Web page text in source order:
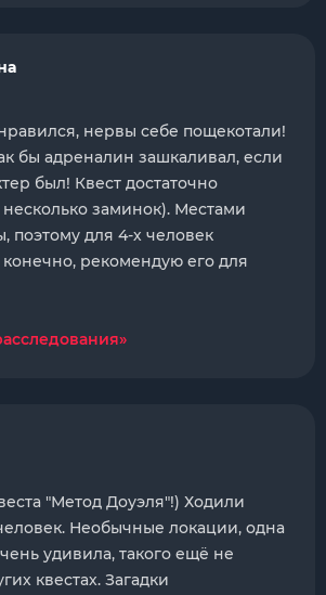
нервы себе пощекотали!
бы адреналин зашкаливал, если
был! Квест достаточно
заминок). Местами
поэтому для 4-х человек
рекомендую его для
"Метод Доуэля"!) Ходили
Необычные локации, одна
удивила, такого ещё не
квестах. Загадки